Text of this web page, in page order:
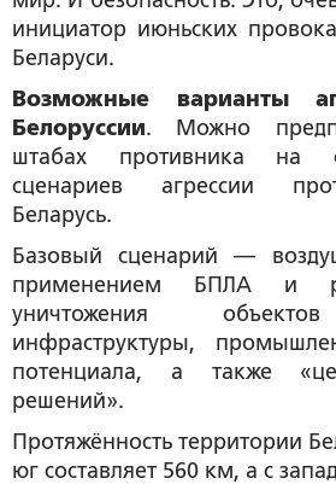
инициатор июньских
Беларуси.
Возможные варианты
Белоруссии. Можно
штабах противника на
сценариев агрессии
Беларусь.
Базовый сценарий —
применением БПЛА и
уничтожения
инфраструктуры,
потенциала, а также
решений».
Протяжённость территории
юг составляет 560 км, а с